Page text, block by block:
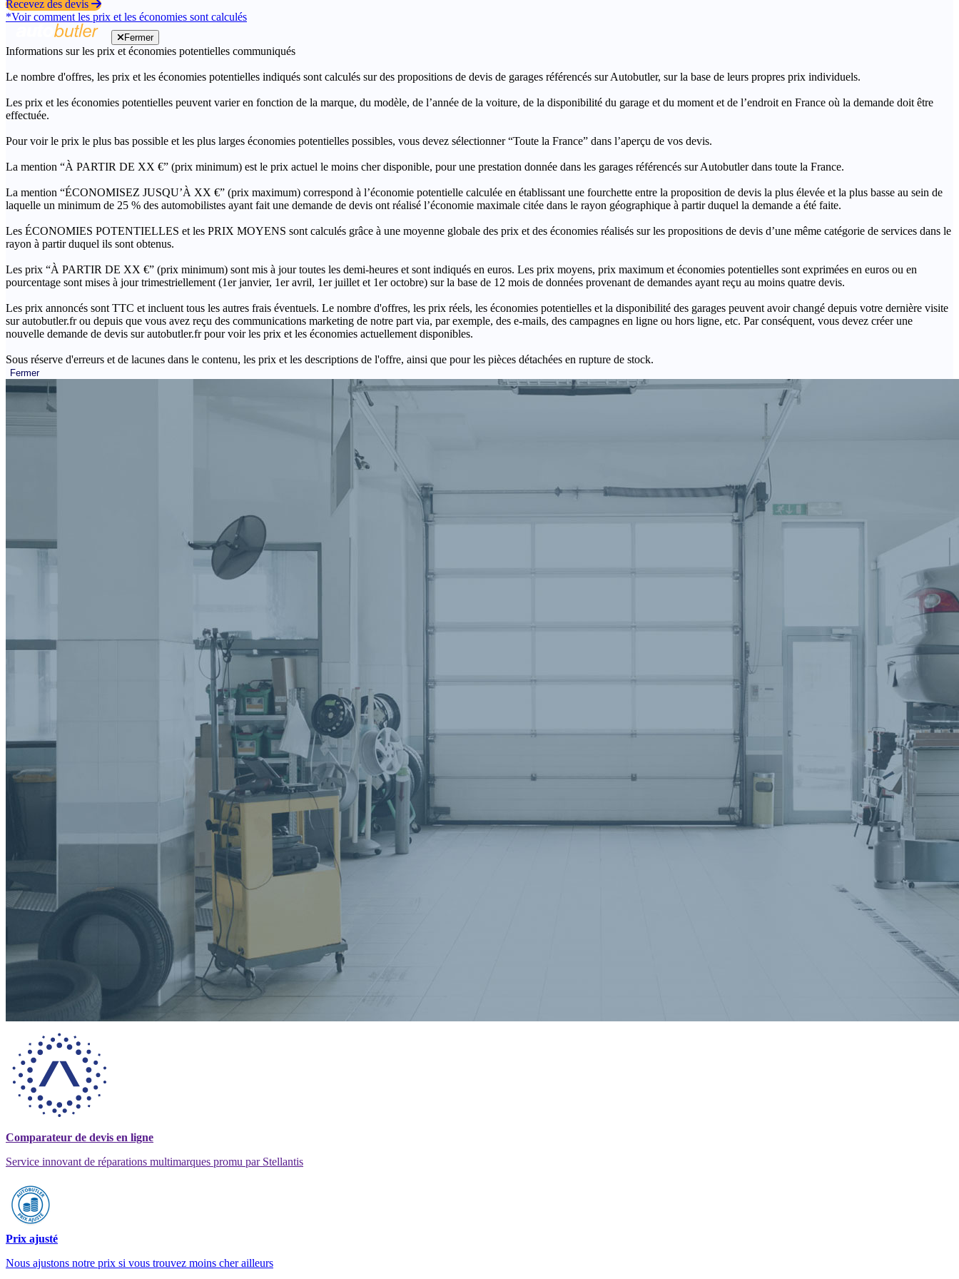
Recevez des devis
*Voir comment les prix et les économies sont calculés
Fermer
Informations sur les prix et économies potentielles communiqués
Le nombre d'offres, les prix et les économies potentielles indiqués sont calculés sur des propositions de devis de garages référencés sur Autobutler, sur la base de leurs propres prix individuels.
Les prix et les économies potentielles peuvent varier en fonction de la marque, du modèle, de l’année de la voiture, de la disponibilité du garage et du moment et de l’endroit en France où la demande doit être
effectuée.
Pour voir le prix le plus bas possible et les plus larges économies potentielles possibles, vous devez sélectionner “Toute la France” dans l’aperçu de vos devis.
La mention “À PARTIR DE XX €” (prix minimum) est le prix actuel le moins cher disponible, pour une prestation donnée dans les garages référencés sur Autobutler dans toute la France.
La mention “ÉCONOMISEZ JUSQU’À XX €” (prix maximum) correspond à l’économie potentielle calculée en établissant une fourchette entre la proposition de devis la plus élevée et la plus basse au sein de
laquelle un minimum de 25 % des automobilistes ayant fait une demande de devis ont réalisé l’économie maximale citée dans le rayon géographique à partir duquel la demande a été faite.
Les ÉCONOMIES POTENTIELLES et les PRIX MOYENS sont calculés grâce à une moyenne globale des prix et des économies réalisés sur les propositions de devis d’une même catégorie de services dans le
rayon à partir duquel ils sont obtenus.
Les prix “À PARTIR DE XX €” (prix minimum) sont mis à jour toutes les demi-heures et sont indiqués en euros. Les prix moyens, prix maximum et économies potentielles sont exprimées en euros ou en
pourcentage sont mises à jour trimestriellement (1er janvier, 1er avril, 1er juillet et 1er octobre) sur la base de 12 mois de données provenant de demandes ayant reçu au moins quatre devis.
Les prix annoncés sont TTC et incluent tous les autres frais éventuels. Le nombre d'offres, les prix réels, les économies potentielles et la disponibilité des garages peuvent avoir changé depuis votre dernière visite
sur autobutler.fr ou depuis que vous avez reçu des communications marketing de notre part via, par exemple, des e-mails, des campagnes en ligne ou hors ligne, etc. Par conséquent, vous devez créer une
nouvelle demande de devis sur autobutler.fr pour voir les prix et les économies actuellement disponibles.
Sous réserve d'erreurs et de lacunes dans le contenu, les prix et les descriptions de l'offre, ainsi que pour les pièces détachées en rupture de stock.
Fermer
Comparateur de devis en ligne
Service innovant de réparations multimarques promu par Stellantis
Prix ajusté
Nous ajustons notre prix si vous trouvez moins cher ailleurs